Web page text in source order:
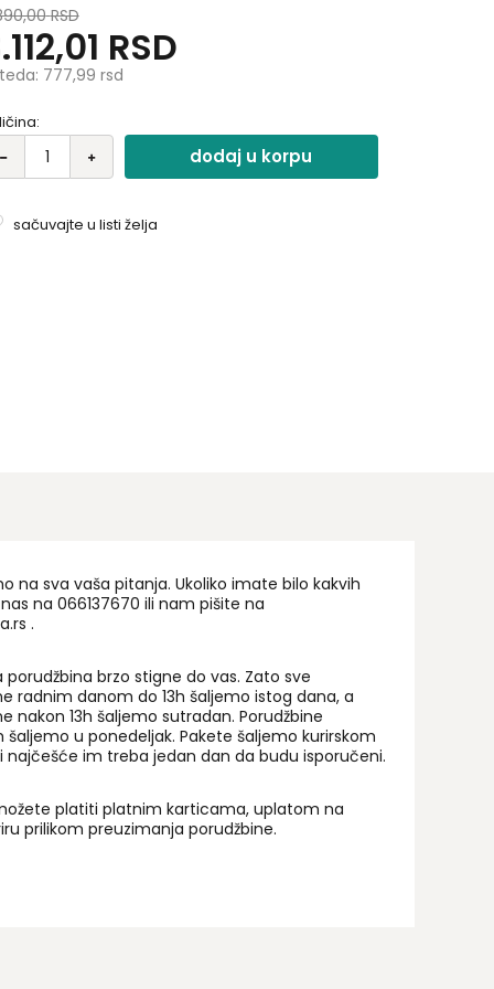
značka.
RSD
RSD
777,99 rsd
dodaj u korpu
sačuvajte u listi želja
na sva vaša pitanja. Ukoliko imate bilo kakvih
na 066137670 ili nam pišite na
.
brzo stigne do vas. Zato sve
radnim danom do 13h šaljemo istog dana, a
nakon 13h šaljemo sutradan. Porudžbine
u ponedeljak. Pakete šaljemo kurirskom
i najčešće im treba jedan dan da budu isporučeni.
platiti platnim karticama, uplatom na
prilikom preuzimanja porudžbine.